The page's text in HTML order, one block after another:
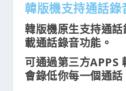
韓版機支持通話錄
韓版機原生支持通
載通話錄音功能。
可通過第三方APPS
會錄低你每一個通話